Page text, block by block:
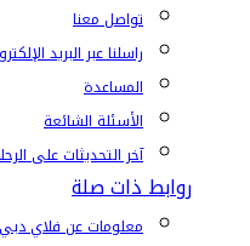
تواصل معنا
راسلنا عبر البريد
المساعدة
الأسئلة الشائعة
آخر التحديثات على
روابط ذات صلة
معلومات عن فلاي دبي